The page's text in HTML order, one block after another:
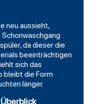
neu aussieht,
da dieser die
beeinträchtigen
sich das
bleibt die Form
länger.